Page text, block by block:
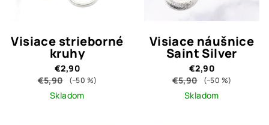
Visiace strieborné
kruhy
€2,90
€5,90
(–50 %)
Skladom
Visiace náušnice
Saint Silver
€2,90
€5,90
(–50 %)
Skladom